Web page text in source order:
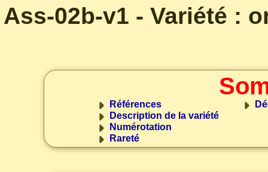
Ass-02b-v1 - Variété :
Références
Description de la variété
Numérotation
Rareté